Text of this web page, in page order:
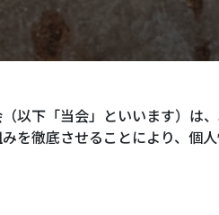
以下「当会」といいます）は
を徹底させることにより、個人